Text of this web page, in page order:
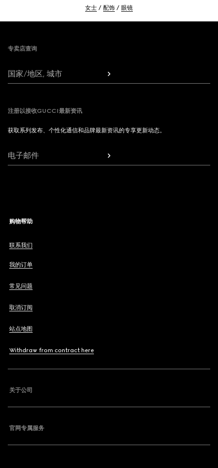
女士 配饰 眼镜
专卖店查询
国家/地区, 城市
注册以接收GUCCI最新资讯
获取系列发布、个性化通信和品牌最新资讯的专享更新动态。
电子邮件
购物帮助
联系我们
我的订单
常见问题
取消订阅
站点地图
Withdraw from contract here
关于公司
官网专属服务